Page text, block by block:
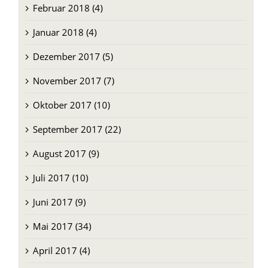
Februar 2018 (4)
Januar 2018 (4)
Dezember 2017 (5)
November 2017 (7)
Oktober 2017 (10)
September 2017 (22)
August 2017 (9)
Juli 2017 (10)
Juni 2017 (9)
Mai 2017 (34)
April 2017 (4)